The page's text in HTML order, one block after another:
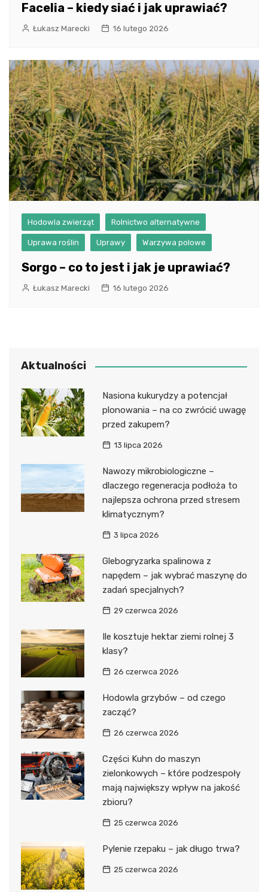
Facelia – kiedy siać i jak uprawiać?
Łukasz Marecki 16 lutego 2026
Hodowla zwierząt Rolnictwo alternatywne
Uprawa roślin Uprawy Warzywa polowe
Sorgo – co to jest i jak je uprawiać?
Łukasz Marecki 16 lutego 2026
Aktualności
Nasiona kukurydzy a potencjał
plonowania – na co zwrócić uwagę
przed zakupem?
13 lipca 2026
Nawozy mikrobiologiczne –
dlaczego regeneracja podłoża to
najlepsza ochrona przed stresem
klimatycznym?
3 lipca 2026
Glebogryzarka spalinowa z
napędem – jak wybrać maszynę do
zadań specjalnych?
29 czerwca 2026
Ile kosztuje hektar ziemi rolnej 3
klasy?
26 czerwca 2026
Hodowla grzybów – od czego
zacząć?
26 czerwca 2026
Części Kuhn do maszyn
zielonkowych – które podzespoły
mają największy wpływ na jakość
zbioru?
25 czerwca 2026
Pylenie rzepaku – jak długo trwa?
25 czerwca 2026